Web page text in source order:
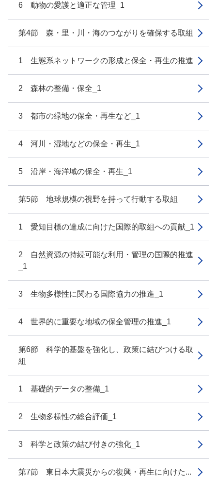
6 動物の愛護と適正な管理_1
第4節 森・里・川・海のつながりを確保する取組
1 生態系ネットワークの形成と保全・再生の推進
2 森林の整備・保全_1
3 都市の緑地の保全・再生など_1
4 河川・湿地などの保全・再生_1
5 沿岸・海洋域の保全・再生_1
第5節 地球規模の視野を持って行動する取組
1 愛知目標の達成に向けた国際的取組への貢献_1
2 自然資源の持続可能な利用・管理の国際的推進
_1
3 生物多様性に関わる国際協力の推進_1
4 世界的に重要な地域の保全管理の推進_1
第6節 科学的基盤を強化し、政策に結びつける取
組
1 基礎的データの整備_1
2 生物多様性の総合評価_1
3 科学と政策の結び付きの強化_1
第7節 東日本大震災からの復興・再生に向けた...